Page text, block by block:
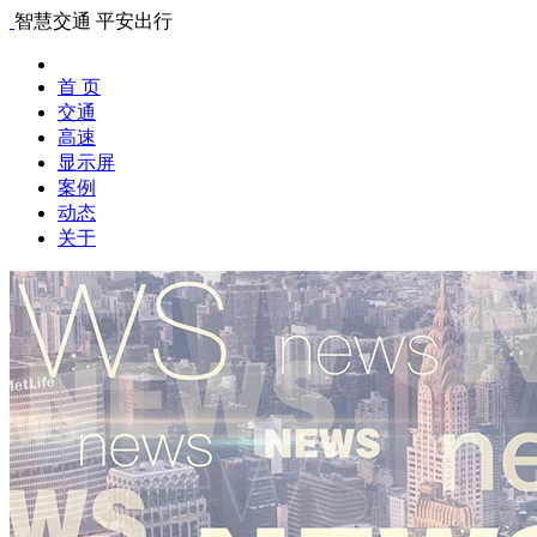
智慧交通 平安出行
首 页
交通
高速
显示屏
案例
动态
关于